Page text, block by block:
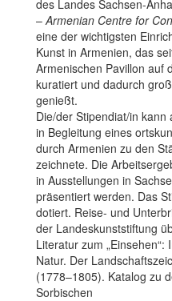
des Landes Sachsen-
– Armenian Centre for
eine der wichtigsten
Kunst in Armenien, das
Armenischen Pavillon auf
kuratiert und dadurch
genießt.
Die/der Stipendiat/in
in Begleitung eines
durch Armenien zu den
zeichnete. Die
in Ausstellungen in
präsentiert werden. Das
dotiert. Reise- und
der Landeskunststiftung
Literatur zum
Natur. Der
(1778–1805). Katalog zu
Sorbischen